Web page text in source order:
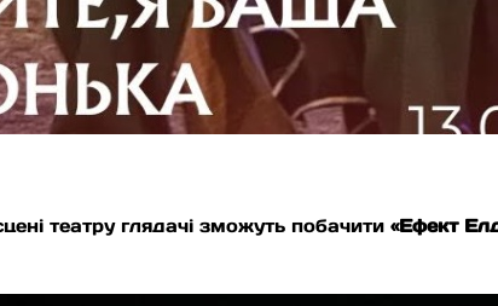
театру глядачі зможуть побачити«Ефект